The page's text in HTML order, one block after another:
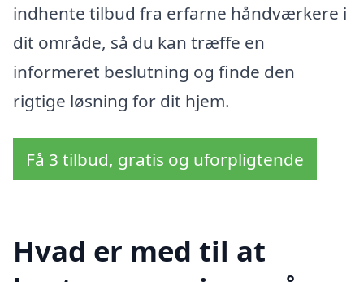
indhente tilbud fra erfarne håndværkere i
dit område, så du kan træffe en
informeret beslutning og finde den
rigtige løsning for dit hjem.
Få 3 tilbud, gratis og uforpligtende
Hvad er med til at